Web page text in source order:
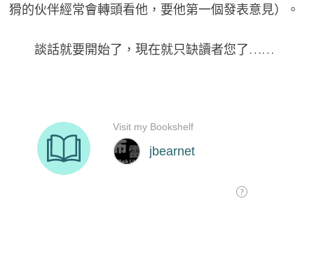
猾的伙伴經常會轉頭看他，要他第一個發表意見）。
談話就要開始了，現在就只缺讀者您了……